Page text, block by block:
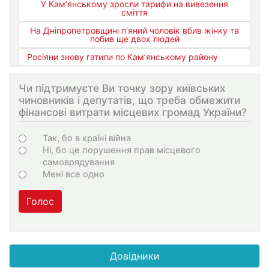
У Кам’янському зросли тарифи на вивезення
сміття
На Дніпропетровщині п'яний чоловік вбив жінку та
побив ще двох людей
Росіяни знову гатили по Кам’янському району
Чи підтримуєте Ви точку зору київських
чиновників і депутатів, що треба обмежити
фінансові витрати місцевих громад України?
Choices
Так, бо в країні війна
Ні, бо це порушення прав місцевого
самоврядування
Мені все одно
Голос
Довідники